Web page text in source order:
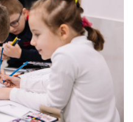
релізи
Відео
Made in Lviv